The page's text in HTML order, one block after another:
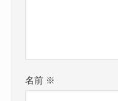
名前 ※